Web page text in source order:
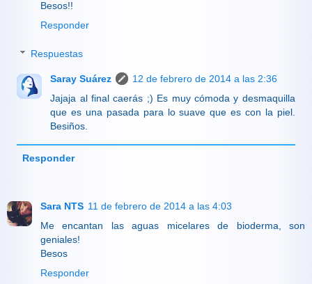
Besos!!
Responder
Respuestas
Saray Suárez
12 de febrero de 2014 a las 2:36
Jajaja al final caerás ;) Es muy cómoda y desmaquilla
que es una pasada para lo suave que es con la piel.
Besiños.
Responder
Sara NTS 11 de febrero de 2014 a las 4:03
Me encantan las aguas micelares de bioderma, son
geniales!
Besos
Responder